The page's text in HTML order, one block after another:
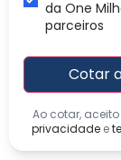
da One
parceiros
Cotar
Ao cotar,
privacidadee